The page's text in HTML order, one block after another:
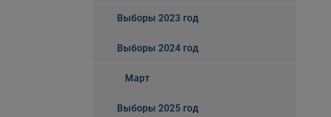
Выборы 2023 год
Выборы 2024 год
Март
Выборы 2025 год